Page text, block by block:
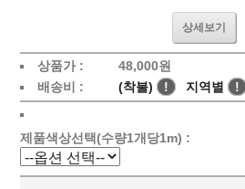
상세보기
상품가 : 48,000원
배송비 :
(착불) ! 지역별 !
제품색상선택(수량1개당1m) :